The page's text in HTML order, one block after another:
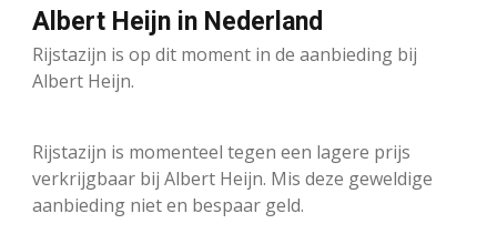
Albert Heijn in Nederland
Rijstazijn is op dit moment in de aanbieding bij
Albert Heijn.
Rijstazijn is momenteel tegen een lagere prijs
verkrijgbaar bij Albert Heijn. Mis deze geweldige
aanbieding niet en bespaar geld.